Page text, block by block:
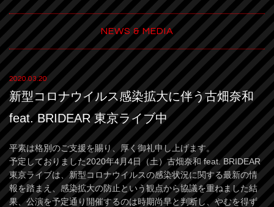
NEWS & MEDIA
2020.03.20
新型コロナウイルス感染拡大に伴う古畑奈和
feat. BRIDEAR 東京ライブ中
平素は格別のご支援を賜り、厚く御礼申し上げます。
予定しておりました2020年4月4日（土）古畑奈和 feat. BRIDEAR
東京ライブは、新型コロナウイルスの感染状況に関する最新の情
報を踏まえ、感染拡大の防止という観点から協議を重ねました結
果、公演を予定通り開催するのは時期尚早と判断し、やむを得ず